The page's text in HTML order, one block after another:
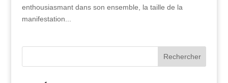
enthousiasmant dans son ensemble, la taille de la
manifestation...